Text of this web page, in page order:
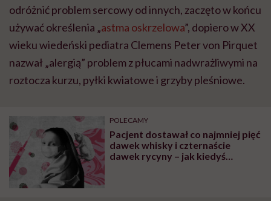
odróżnić problem sercowy od innych, zaczęto w końcu
używać określenia „astma oskrzelowa”, dopiero w XX
wieku wiedeński pediatra Clemens Peter von Pirquet
nazwał „alergią” problem z płucami nadwrażliwymi na
roztocza kurzu, pyłki kwiatowe i grzyby pleśniowe.
POLECAMY
Pacjent dostawał co najmniej pięć
dawek whisky i czternaście
dawek rycyny – jak kiedyś